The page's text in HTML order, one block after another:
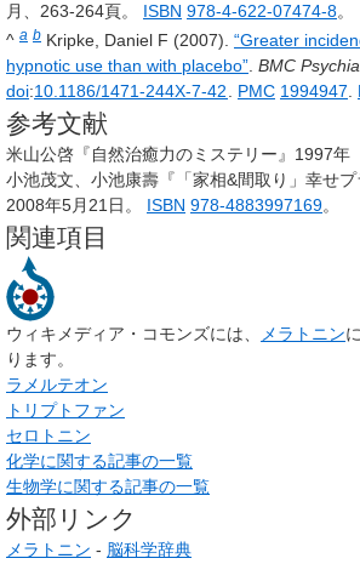
月、263-264頁。 ISBN 978-4-622-07474-8。
^ a b Kripke, Daniel F (2007). “Greater
hypnotic use than with placebo” BMC
doi:10.1186/1471-244X-7-42 PMC 1994947
参考文献
米山公啓『自然治癒力のミステリー』1997年
小池茂文、小池康壽『「家相&間取り」幸せプ
2008年5月21日。 ISBN 978-4883997169。
関連項目
ウィキメディア・コモンズには、 メラトニン
ります。
ラメルテオン
トリプトファン
セロトニン
化学に関する記事の一覧
生物学に関する記事の一覧
外部リンク
メラトニン - 脳科学辞典